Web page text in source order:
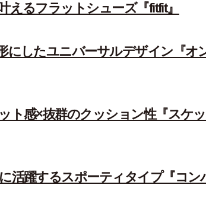
えるフラットシューズ『fitfit』
にしたユニバーサルデザイン『オ
ト感×抜群のクッション性『スケ
活躍するスポーティタイプ『コン